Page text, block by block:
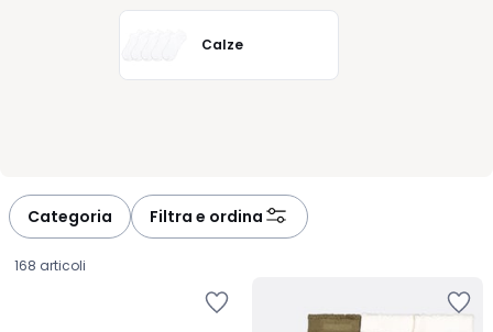
Calze
Categoria Filtra e ordina
168 articoli